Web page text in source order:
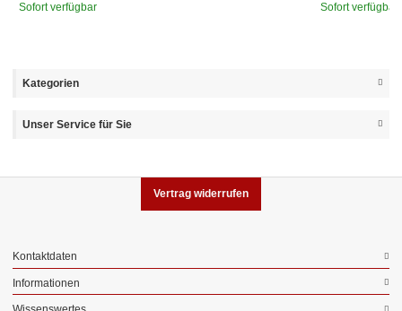
Sofort verfügbar Sofort verfügbar
Kategorien
Unser Service für Sie
Vertrag widerrufen
Kontaktdaten
Informationen